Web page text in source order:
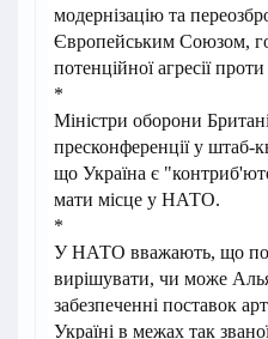
модернізацію та
Європейським Союзом,
потенційної агресії
*
Міністри оборони
пресконференції у штаб-
що Україна є
мати місце у НАТО.
*
У НАТО вважають, що
вирішувати, чи може
забезпеченні поставок
Україні в межах так